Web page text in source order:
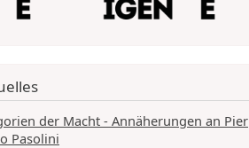
der Macht - Annäherungen an Pier
Pasolini